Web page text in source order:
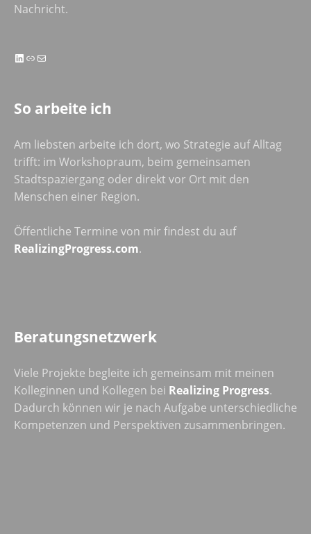
Nachricht.
LinkedIn
LinkE-Mail
So arbeite ich
Am liebsten arbeite ich dort, wo Strategie auf Alltag
trifft: im Workshopraum, beim gemeinsamen
Stadtspaziergang oder direkt vor Ort mit den
Menschen einer Region.
Öffentliche Termine von mir findest du auf
RealizingProgress.com.
Beratungsnetzwerk
Viele Projekte begleite ich gemeinsam mit meinen
Kolleginnen und Kollegen bei Realizing Progress.
Dadurch können wir je nach Aufgabe unterschiedliche
Kompetenzen und Perspektiven zusammenbringen.